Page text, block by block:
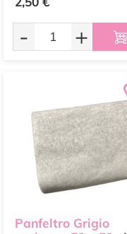
- +
Panfeltro Grigio